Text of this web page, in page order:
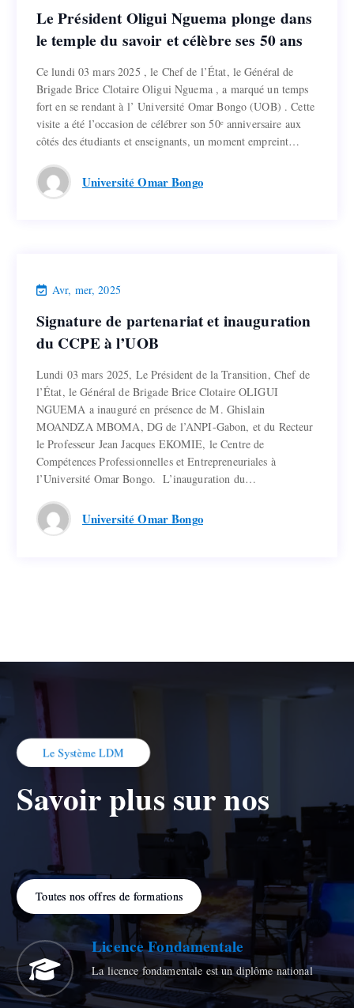
Le Président Oligui Nguema plonge dans
le temple du savoir et célèbre ses 50 ans
Ce lundi 03 mars 2025 , le Chef de l’État, le Général de
Brigade Brice Clotaire Oligui Nguema , a marqué un temps
fort en se rendant à l’ Université Omar Bongo (UOB) . Cette
visite a été l’occasion de célébrer son 50ᵉ anniversaire aux
côtés des étudiants et enseignants, un moment empreint…
Université Omar Bongo
Le Président Oligui Nguema plonge dans
le temple du savoir et célèbre ses 50 ans
Ce lundi 03 mars 2025 , le Chef de l’État, le Général de
Brigade Brice Clotaire Oligui Nguema , a marqué un temps
fort en se rendant à l’ Université Omar Bongo (UOB) . Cette
visite a été l’occasion de célébrer son 50ᵉ anniversaire aux
côtés des étudiants et enseignants, un moment empreint…
Avr, mer, 2025
Signature de partenariat et inauguration
du CCPE à l’UOB
Lundi 03 mars 2025, Le Président de la Transition, Chef de
l’État, le Général de Brigade Brice Clotaire OLIGUI
NGUEMA a inauguré en présence de M. Ghislain
MOANDZA MBOMA, DG de l’ANPI-Gabon, et du Recteur
le Professeur Jean Jacques EKOMIE, le Centre de
Compétences Professionnelles et Entrepreneuriales à
l’Université Omar Bongo. L’inauguration du…
Université Omar Bongo
Signature de partenariat et inauguration
Lundi 03 mars 2025, Le Président de la Transition, Chef de
l’État, le Général de Brigade Brice Clotaire OLIGUI
NGUEMA a inauguré en présence de M. Ghislain
MOANDZA MBOMA, DG de l’ANPI-Gabon, et du Recteur
le Professeur Jean Jacques EKOMIE, le Centre de
Compétences Professionnelles et Entrepreneuriales à
l’Université Omar Bongo. L’inauguration du…
Le Système LDM
Savoir plus sur nos
Toutes nos offres de formations
Licence Fondamentale
La licence fondamentale est un diplôme national